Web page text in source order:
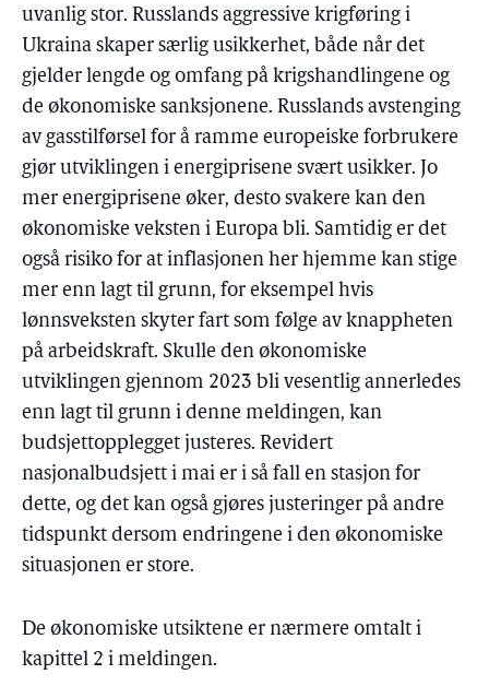
uvanlig stor. Russlands aggressive krigføring i
Ukraina skaper særlig usikkerhet, både når det
gjelder lengde og omfang på krigshandlingene og
de økonomiske sanksjonene. Russlands avstenging
av gasstilførsel for å ramme europeiske forbrukere
gjør utviklingen i energiprisene svært usikker. Jo
mer energiprisene øker, desto svakere kan den
økonomiske veksten i Europa bli. Samtidig er det
også risiko for at inflasjonen her hjemme kan stige
mer enn lagt til grunn, for eksempel hvis
lønnsveksten skyter fart som følge av knappheten
på arbeidskraft. Skulle den økonomiske
utviklingen gjennom 2023 bli vesentlig annerledes
enn lagt til grunn i denne meldingen, kan
budsjettopplegget justeres. Revidert
nasjonalbudsjett i mai er i så fall en stasjon for
dette, og det kan også gjøres justeringer på andre
tidspunkt dersom endringene i den økonomiske
situasjonen er store.
De økonomiske utsiktene er nærmere omtalt i
kapittel 2 i meldingen.